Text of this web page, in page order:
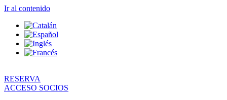
Ir al contenido
RESERVA
ACCESO SOCIOS